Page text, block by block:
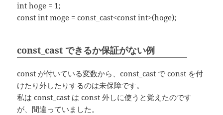
int hoge = 1;
const int moge = const_cast<const int>(hoge);
const_cast できるか保証がない例
const が付いている変数から、const_cast で const を付
けたり外したりするのは未保障です。
私は const_cast は const 外しに使うと覚えたのです
が、間違っていました。